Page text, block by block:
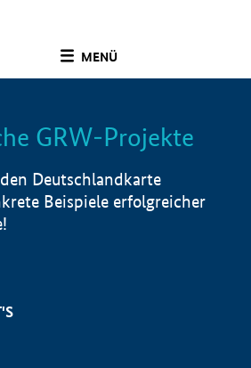
MENÜ
Info
GRW-Projekte
Deutschlandkarte
Beispiele erfolgreicher